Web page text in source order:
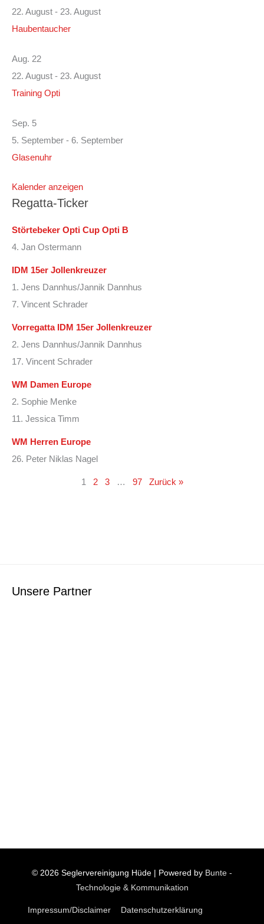
22. August - 23. August
Haubentaucher
Aug. 22
22. August - 23. August
Training Opti
Sep. 5
5. September - 6. September
Glasenuhr
Kalender anzeigen
Regatta-Ticker
Störtebeker Opti Cup Opti B
4. Jan Ostermann
IDM 15er Jollenkreuzer
1. Jens Dannhus/Jannik Dannhus
7. Vincent Schrader
Vorregatta IDM 15er Jollenkreuzer
2. Jens Dannhus/Jannik Dannhus
17. Vincent Schrader
WM Damen Europe
2. Sophie Menke
11. Jessica Timm
WM Herren Europe
26. Peter Niklas Nagel
1 2 3 … 97 Zurück »
Unsere Partner
© 2026 Seglervereinigung Hüde | Powered by Bunte -
Technologie & Kommunikation
Impressum/Disclaimer Datenschutzerklärung